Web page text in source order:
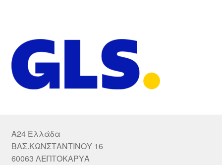
A24 Ελλάδα
ΒΑΣ.ΚΩΝΣΤΑΝΤΙΝΟΥ 16
60063 ΛΕΠΤΟΚΑΡΥΑ